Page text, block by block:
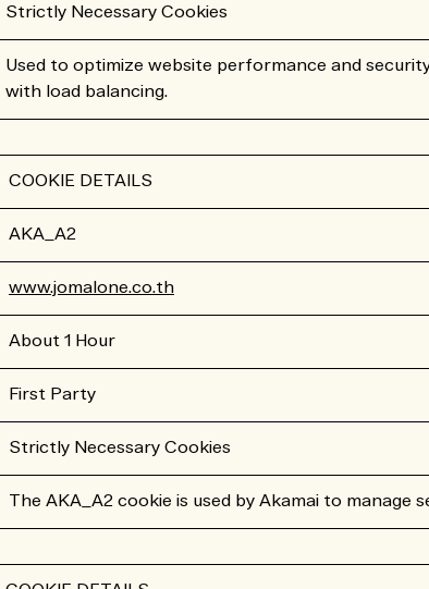
Strictly Necessary Cookies
Used to optimize website performance and
with load balancing.
COOKIE DETAILS
AKA_A2
www.jomalone.co.th
About 1 Hour
First Party
Strictly Necessary Cookies
The AKA_A2 cookie is used by Akamai to